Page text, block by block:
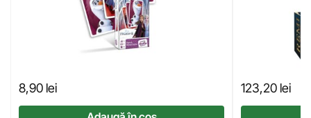
8,90 lei 123,20 lei